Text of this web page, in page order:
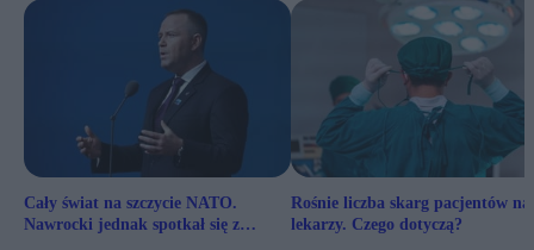
Cały świat na szczycie NATO.
Nawrocki jednak spotkał się z
Rośnie liczba skarg pacjentów na
lekarzy. Czego dotyczą?